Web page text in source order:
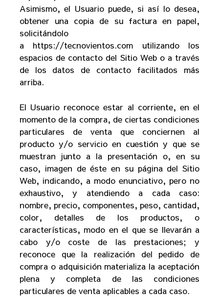
Asimismo, el Usuario puede, si así lo desea,
obtener una copia de su factura en papel,
solicitándolo
a https://tecnovientos.com utilizando los
espacios de contacto del Sitio Web o a través
de los datos de contacto facilitados más
arriba.
El Usuario reconoce estar al corriente, en el
momento de la compra, de ciertas condiciones
particulares de venta que conciernen al
producto y/o servicio en cuestión y que se
muestran junto a la presentación o, en su
caso, imagen de éste en su página del Sitio
Web, indicando, a modo enunciativo, pero no
exhaustivo, y atendiendo a cada caso:
nombre, precio, componentes, peso, cantidad,
color, detalles de los productos, o
características, modo en el que se llevarán a
cabo y/o coste de las prestaciones; y
reconoce que la realización del pedido de
compra o adquisición materializa la aceptación
plena y completa de las condiciones
particulares de venta aplicables a cada caso.